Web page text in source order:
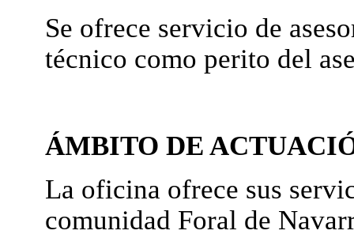
Se ofrece servicio de
técnico como perito del
ÁMBITO DE
La oficina ofrece sus
comunidad Foral de